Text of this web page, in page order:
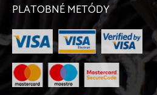
PLATOBNÉ METÓDY